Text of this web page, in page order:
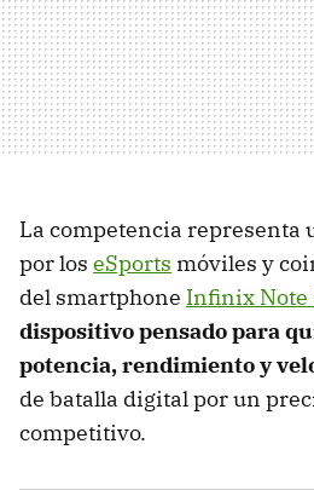
La competencia representa
por los eSports móviles y
del smartphone Infinix Note
dispositivo pensado para
potencia, rendimiento y
de batalla digital por un
competitivo.